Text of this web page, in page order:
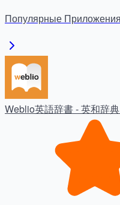
Популярные Приложения
Weblio英語辞書 - 英和辞